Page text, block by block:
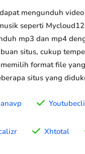
mengunduh
seperti
mp3 dan mp4
situs, cukup
format file
situs yang
Xhtotal